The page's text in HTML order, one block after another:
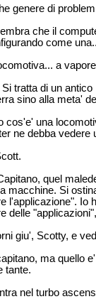
genere di
che il
come
a
tratta di un
sino alla meta'
cos'e' una
ne debba vedere
quel
macchine. Si
l'applicazione". Io
delle
giu', Scotty, e
ma quello
tante.
nel turbo